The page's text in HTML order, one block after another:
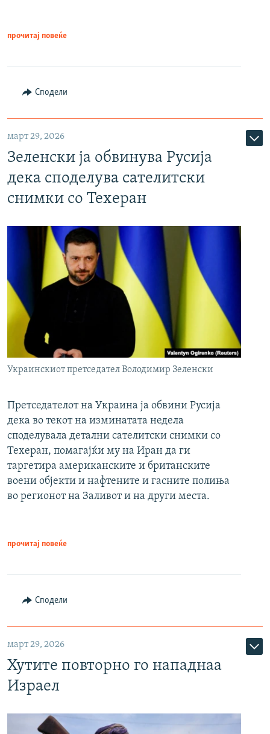
прочитај повеќе
Сподели
март 29, 2026
Зеленски ја обвинува Русија
дека споделува сателитски
снимки со Техеран
Украинскиот претседател Володимир Зеленски
Претседателот на Украина ја обвини Русија
дека во текот на изминатата недела
споделувала детални сателитски снимки со
Техеран, помагајќи му на Иран да ги
таргетира американските и британските
воени објекти и нафтените и гасните полиња
во регионот на Заливот и на други места.
прочитај повеќе
Сподели
март 29, 2026
Хутите повторно го нападнаа
Израел